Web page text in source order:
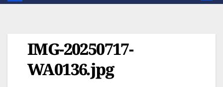
IMG-20250717-
WA0136.jpg